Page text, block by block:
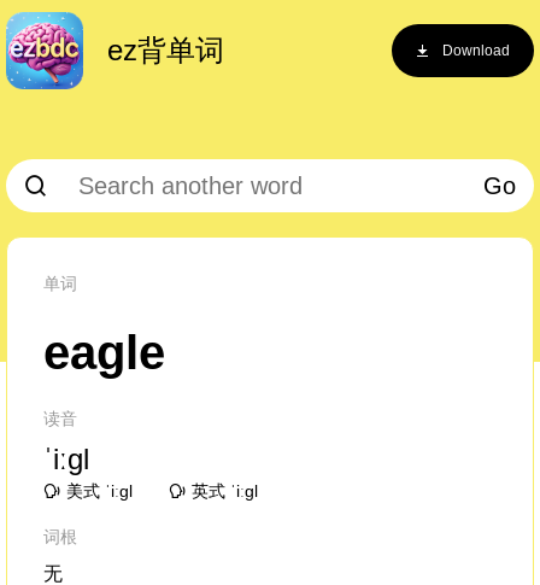
ez背单词 Download
Go
单词
eagle
读音
ˈiːɡl
美式 ˈiːɡl 英式 ˈiːɡl
词根
无